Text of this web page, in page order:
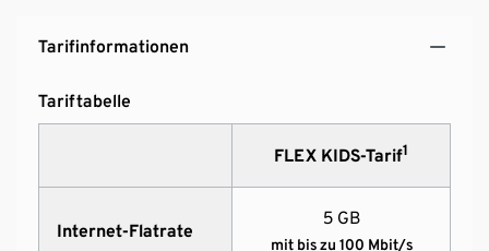
Tarifinformationen
Tariftabelle
FLEX KIDS-Tarif1
Internet-Flatrate
5 GB
mit bis zu 100 Mbit/s